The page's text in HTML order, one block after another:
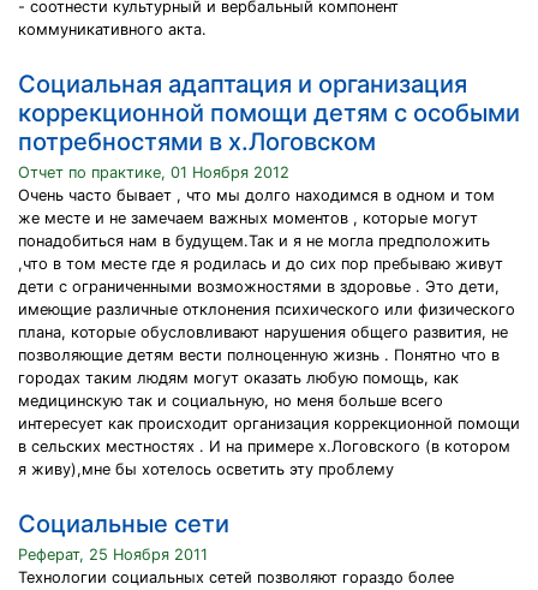
- соотнести культурный и вербальный компонент
коммуникативного акта.
Социальная адаптация и организация
коррекционной помощи детям с особыми
потребностями в х.Логовском
Отчет по практике, 01 Ноября 2012
Очень часто бывает , что мы долго находимся в одном и том
же месте и не замечаем важных моментов , которые могут
понадобиться нам в будущем.Так и я не могла предположить
,что в том месте где я родилась и до сих пор пребываю живут
дети с ограниченными возможностями в здоровье . Это дети,
имеющие различные отклонения психического или физического
плана, которые обусловливают нарушения общего развития, не
позволяющие детям вести полноценную жизнь . Понятно что в
городах таким людям могут оказать любую помощь, как
медицинскую так и социальную, но меня больше всего
интересует как происходит организация коррекционной помощи
в сельских местностях . И на примере х.Логовского (в котором
я живу),мне бы хотелось осветить эту проблему
Социальные сети
Реферат, 25 Ноября 2011
Технологии социальных сетей позволяют гораздо более